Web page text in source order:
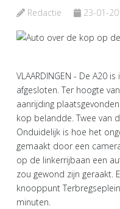
Redactie 23-01-
VLAARDINGEN - De A20
afgesloten. Ter hoogte
aanrijding
kop belandde. Twee van
Onduidelijk is hoe het
gemaakt door een
op de linkerrijbaan een
zou gewond zijn geraakt.
knooppunt
minuten.